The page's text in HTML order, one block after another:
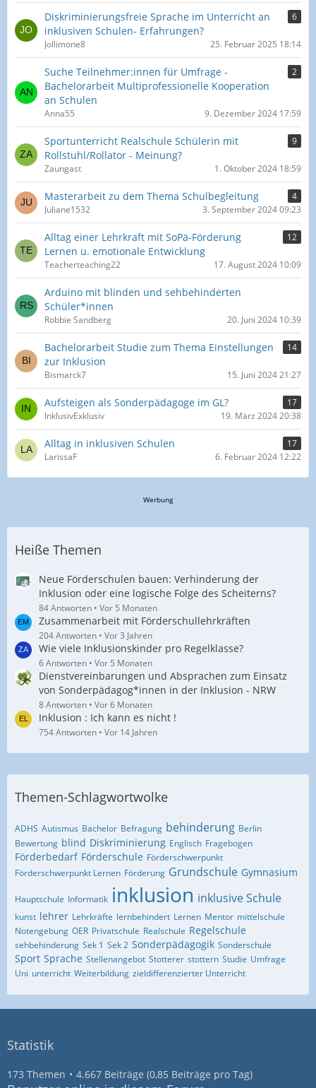
Diskriminierungsfreie Sprache im Unterricht an
inklusiven Schulen- Erfahrungen?
6
Jollimone8 25. Februar 2025 18:14
Suche Teilnehmer:innen für Umfrage -
Bachelorarbeit Multiprofessionelle Kooperation
an Schulen
2
Anna55 9. Dezember 2024 17:59
Sportunterricht Realschule Schülerin mit
Rollstuhl/Rollator - Meinung?
9
Zaungast 1. Oktober 2024 18:59
Masterarbeit zu dem Thema Schulbegleitung
4
Juliane1532
3. September 2024 09:23
Alltag einer Lehrkraft mit SoPä-Förderung
Lernen u. emotionale Entwicklung
12
Teacherteaching22 17. August 2024 10:09
Arduino mit blinden und sehbehinderten
Schüler*innen
Robbie Sandberg 20. Juni 2024 10:39
Bachelorarbeit Studie zum Thema Einstellungen
zur Inklusion
14
Bismarck7 15. Juni 2024 21:27
Aufsteigen als Sonderpädagoge im GL?
17
InklusivExklusiv
19. März 2024 20:38
Alltag in inklusiven Schulen
17
LarissaF
6. Februar 2024 12:22
Werbung
Heiße Themen
Neue Förderschulen bauen: Verhinderung der
Inklusion oder eine logische Folge des Scheiterns?
84 Antworten Vor 5 Monaten
Zusammenarbeit mit Förderschullehrkräften
204 Antworten Vor 3 Jahren
Wie viele Inklusionskinder pro Regelklasse?
6 Antworten Vor 5 Monaten
Dienstvereinbarungen und Absprachen zum Einsatz
von Sonderpädagog*innen in der Inklusion - NRW
8 Antworten Vor 6 Monaten
Inklusion : Ich kann es nicht !
754 Antworten Vor 14 Jahren
Themen-Schlagwortwolke
ADHS Autismus Bachelor Befragung behinderung Berlin
Bewertung blind Diskriminierung Englisch Fragebogen
Förderbedarf Förderschule Förderschwerpunkt
Förderschwerpunkt Lernen Förderung Grundschule Gymnasium
Hauptschule Informatik inklusion inklusive Schule
kunst lehrer Lehrkräfte lernbehindert Lernen Mentor mittelschule
Notengebung OER Privatschule Realschule Regelschule
sehbehinderung Sek 1 Sek 2 Sonderpädagogik Sonderschule
Sport Sprache Stellenangebot Stotterer stottern Studie Umfrage
Uni unterricht Weiterbildung zieldifferenzierter Unterricht
Statistik
173 Themen 4.667 Beiträge (0,85 Beiträge pro Tag)